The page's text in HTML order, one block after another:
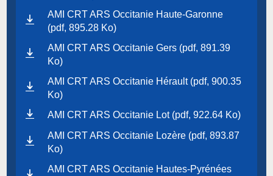
AMI CRT ARS Occitanie Haute-Garonne
(pdf, 895.28 Ko)
AMI CRT ARS Occitanie Gers (pdf, 891.39
Ko)
AMI CRT ARS Occitanie Hérault (pdf, 900.35
Ko)
AMI CRT ARS Occitanie Lot (pdf, 922.64 Ko)
AMI CRT ARS Occitanie Lozère (pdf, 893.87
Ko)
AMI CRT ARS Occitanie Hautes-Pyrénées